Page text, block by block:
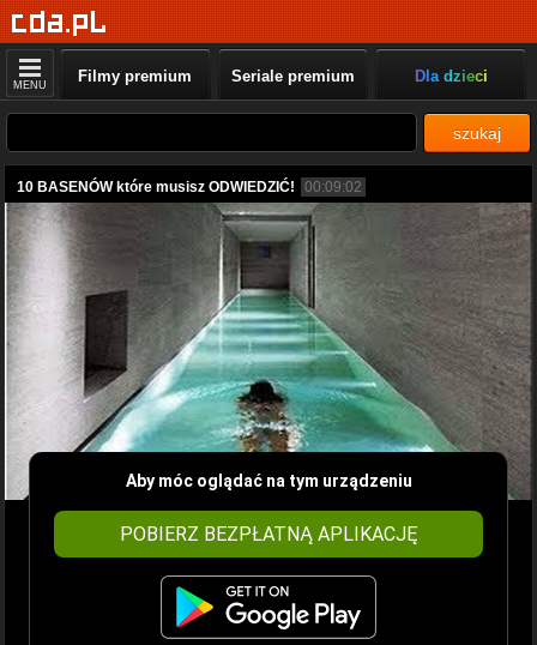
MENU Filmy premium Seriale premium Dla dzieci
szukaj
10 BASENÓW które musisz ODWIEDZIĆ! 00:09:02
Aby móc oglądać na tym urządzeniu
POBIERZ BEZPŁATNĄ APLIKACJĘ